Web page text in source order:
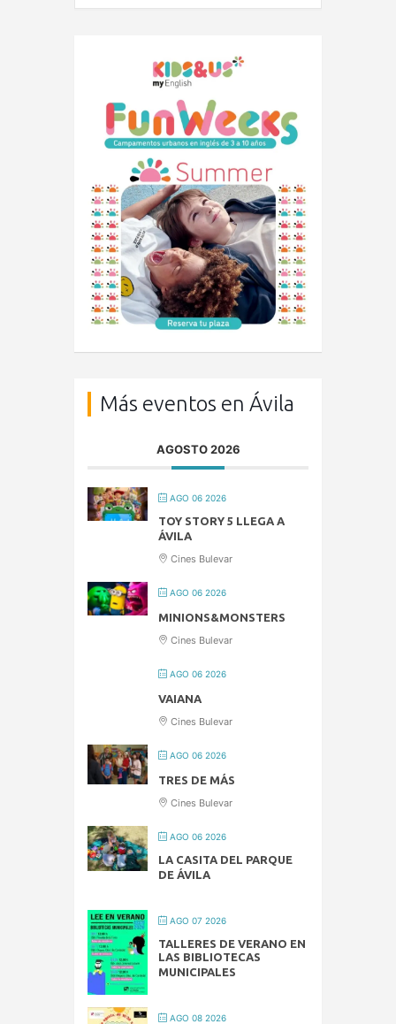
Más eventos en Ávila
AGOSTO 2026
AGO 06 2026
TOY STORY 5 LLEGA A
ÁVILA
Cines Bulevar
AGO 06 2026
MINIONS&MONSTERS
Cines Bulevar
AGO 06 2026
VAIANA
Cines Bulevar
AGO 06 2026
TRES DE MÁS
Cines Bulevar
AGO 06 2026
LA CASITA DEL PARQUE
DE ÁVILA
AGO 07 2026
TALLERES DE VERANO EN
LAS BIBLIOTECAS
MUNICIPALES
AGO 08 2026